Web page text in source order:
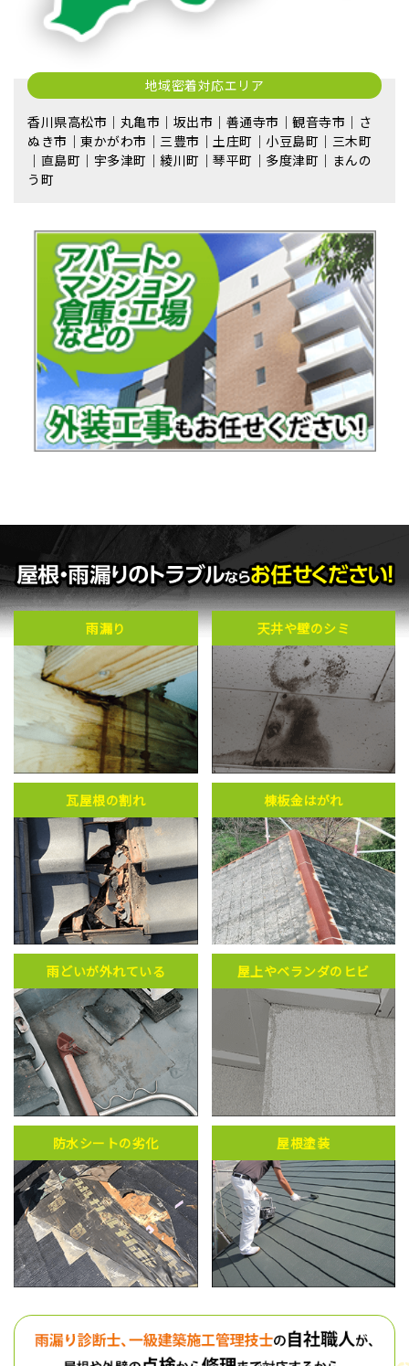
地域密着対応エリア
香川県高松市｜丸亀市｜坂出市｜善通寺市｜観音寺市｜さ
ぬき市｜東かがわ市｜三豊市｜土庄町｜小豆島町｜三木町
｜直島町｜宇多津町｜綾川町｜琴平町｜多度津町｜まんの
う町
雨漏り 天井や壁のシミ
瓦屋根の割れ 棟板金はがれ
雨どいが外れている 屋上やベランダのヒビ
防水シートの劣化 屋根塗装